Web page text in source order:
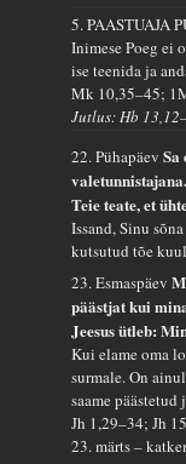
5. PAASTUAJA
Inimese Poeg ei
ise teenida ja
Mk 10,35–45;
Jutlus: Hb
22. PühapäevSa
Teie teate, et
Issand, Sinu
kutsutud tõe
23. Esmaspäev
päästjat kui
Jeesus ütleb:
Kui elame oma
surmale. On
saame
Jh 1,29–34; Jh
23. märts –